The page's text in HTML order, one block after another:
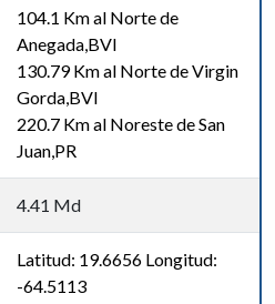
104.1 Km al Norte de
Anegada,BVI
130.79 Km al Norte de Virgin
Gorda,BVI
220.7 Km al Noreste de San
Juan,PR
4.41 Md
Latitud: 19.6656 Longitud:
-64.5113